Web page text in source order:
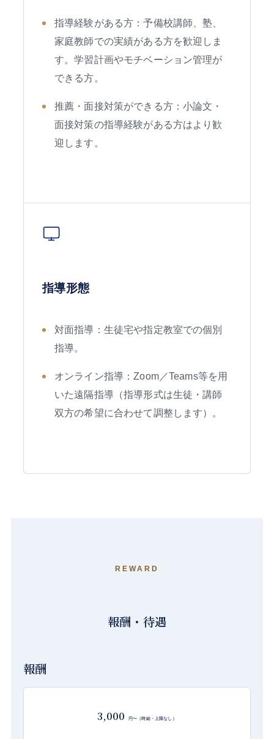
指導経験がある方：予備校講師、塾、
家庭教師での実績がある方を歓迎しま
す。学習計画やモチベーション管理が
できる方。
推薦・面接対策ができる方：小論文・
面接対策の指導経験がある方はより歓
迎します。
指導形態
対面指導：生徒宅や指定教室での個別
指導。
オンライン指導：Zoom／Teams等を用
いた遠隔指導（指導形式は生徒・講師
双方の希望に合わせて調整します）。
REWARD
報酬・待遇
報酬
3,000 円〜（時給・上限なし）